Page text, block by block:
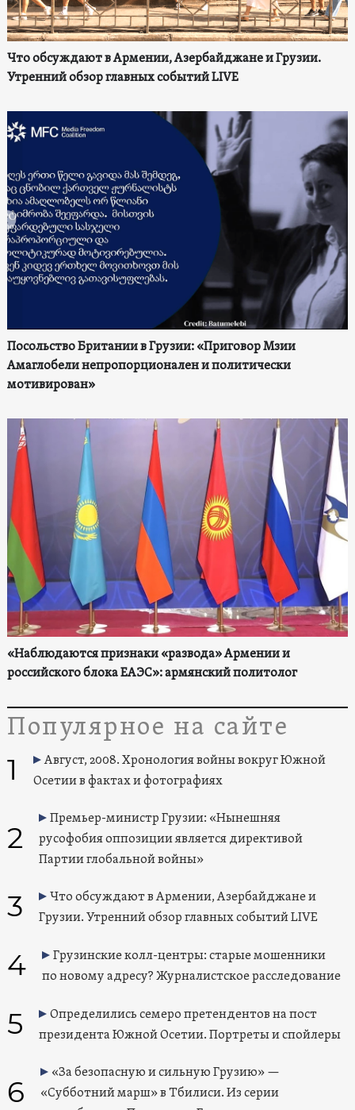
Что обсуждают в Армении, Азербайджане и Грузии.
Утренний обзор главных событий LIVE
Посольство Британии в Грузии: «Приговор Мзии
Амаглобели непропорционален и политически
мотивирован»
«Наблюдаются признаки «развода» Армении и
российского блока ЕАЭС»: армянский политолог
Популярное на сайте
1
Август, 2008. Хронология войны вокруг Южной
Осетии в фактах и фотографиях
2
Премьер-министр Грузии: «Нынешняя
русофобия оппозиции является директивой
Партии глобальной войны»
3
Что обсуждают в Армении, Азербайджане и
Грузии. Утренний обзор главных событий LIVE
4
Грузинские колл-центры: старые мошенники
по новому адресу? Журналистское расследование
5
Определились семеро претендентов на пост
президента Южной Осетии. Портреты и спойлеры
6
«За безопасную и сильную Грузию» —
«Субботний марш» в Тбилиси. Из серии